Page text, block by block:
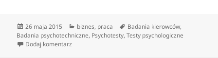
Data
publikacji
26 maja 2015 Kategorie
biznes, praca Tagi
Badania kierowców,
Badania psychotechniczne, Psychotesty,Testy psychologiczne
Dodaj komentarz